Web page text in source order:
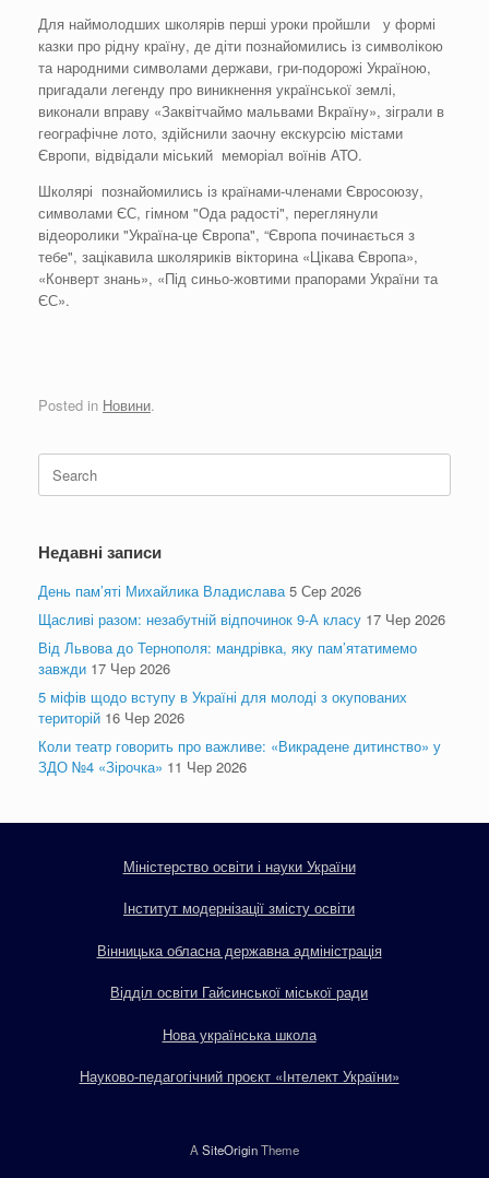
Для наймолодших школярів перші уроки пройшли у формі
казки про рідну країну, де діти познайомились із символікою
та народними символами держави, гри-подорожі Україною,
пригадали легенду про виникнення української землі,
виконали вправу «Заквітчаймо мальвами Вкраїну», зіграли в
географічне лото, здійснили заочну екскурсію містами
Європи, відвідали міський меморіал воїнів АТО.
Школярі познайомились із країнами-членами Євросоюзу,
символами ЄС, гімном "Ода радості", переглянули
відеоролики "Україна-це Європа", “Європа починається з
тебе", зацікавила школяриків вікторина «Цікава Європа»,
«Конверт знань», «Під синьо-жовтими прапорами України та
ЄС».
Posted in Новини.
Search
for:
Недавні записи
День пам’яті Михайлика Владислава 5 Сер 2026
Щасливі разом: незабутній відпочинок 9-А класу 17 Чер 2026
Від Львова до Тернополя: мандрівка, яку пам’ятатимемо
завжди 17 Чер 2026
5 міфів щодо вступу в Україні для молоді з окупованих
територій 16 Чер 2026
Коли театр говорить про важливе: «Викрадене дитинство» у
ЗДО №4 «Зірочка» 11 Чер 2026
Міністерство освіти і науки України
Інститут модернізації змісту освіти
Вінницька обласна державна адміністрація
Відділ освіти Гайсинської міської ради
Нова українська школа
Науково-педагогічний проєкт «Інтелект України»
ASiteOriginTheme